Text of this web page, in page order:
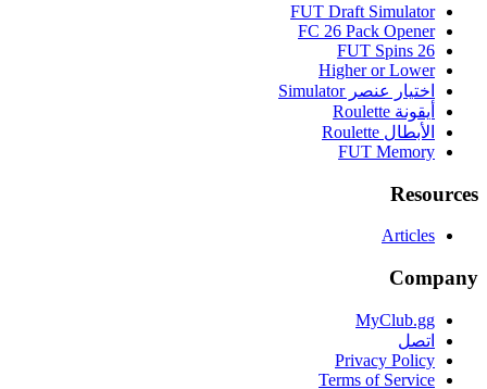
FUT Draft Simulator
FC 26 Pack Opener
FUT Spins 26
Higher or Lower
اختيار عنصر Simulator
أيقونة Roulette
الأبطال Roulette
FUT Memory
Resources
Articles
Company
MyClub.gg
اتصل
Privacy Policy
Terms of Service